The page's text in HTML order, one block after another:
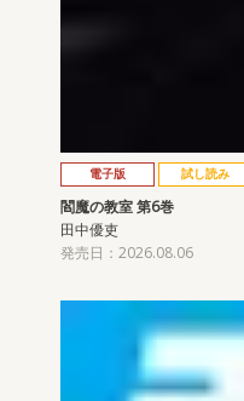
電子版 試し読み
閻魔の教室 第6巻
田中優吏
発売日：2026.08.06